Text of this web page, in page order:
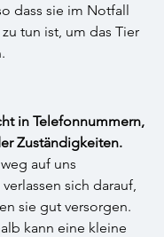
dass sie im Notfall
tun ist, um das Tier
in Telefonnummern,
Zuständigkeiten.
auf uns
sich darauf,
sie gut versorgen.
kann eine kleine